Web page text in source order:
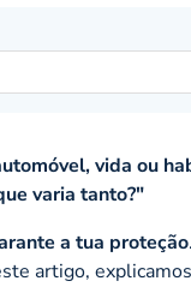
vida ou
varia tanto?"
a tua proteção
artigo,